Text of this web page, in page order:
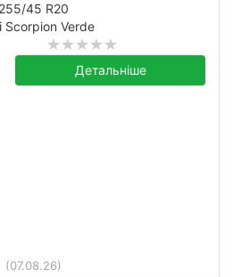
255/45 R20
Scorpion Verde
Детальніше
(07.08.26)